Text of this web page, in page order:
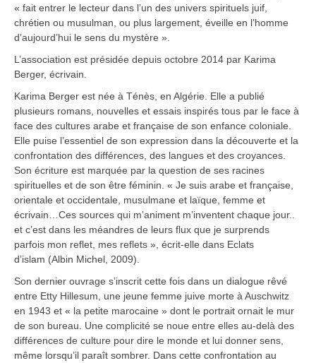
« fait entrer le lecteur dans l’un des univers spirituels juif,
chrétien ou musulman, ou plus largement, éveille en l’homme
d’aujourd’hui le sens du mystère ».
L’association est présidée depuis octobre 2014 par Karima
Berger, écrivain.
Karima Berger est née à Ténès, en Algérie. Elle a publié
plusieurs romans, nouvelles et essais inspirés tous par le face à
face des cultures arabe et française de son enfance coloniale.
Elle puise l’essentiel de son expression dans la découverte et la
confrontation des différences, des langues et des croyances.
Son écriture est marquée par la question de ses racines
spirituelles et de son être féminin. « Je suis arabe et française,
orientale et occidentale, musulmane et laïque, femme et
écrivain…Ces sources qui m’animent m’inventent chaque jour..
et c’est dans les méandres de leurs flux que je surprends
parfois mon reflet, mes reflets », écrit-elle dans Eclats
d’islam (Albin Michel, 2009).
Son dernier ouvrage s’inscrit cette fois dans un dialogue rêvé
entre Etty Hillesum, une jeune femme juive morte à Auschwitz
en 1943 et « la petite marocaine » dont le portrait ornait le mur
de son bureau. Une complicité se noue entre elles au-delà des
différences de culture pour dire le monde et lui donner sens,
même lorsqu’il paraît sombrer. Dans cette confrontation au